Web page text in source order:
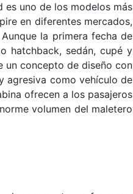
es uno de los modelos más
en diferentes mercados,
la primera fecha de
hatchback, sedán, cupé y
un concepto de diseño con
agresiva como vehículo de
ofrecen a los pasajeros
volumen del maletero